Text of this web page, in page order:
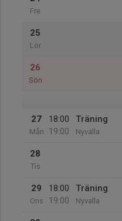
Fre
25
Lör
26
Sön
27
Mån
18:00
19:00
Träning
Nyvalla
28
Tis
29
Ons
18:00
19:00
Träning
Nyvalla